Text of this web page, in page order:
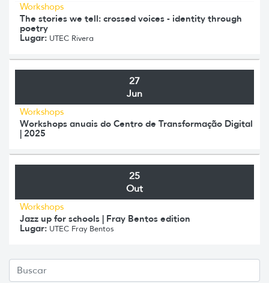
Workshops
The stories we tell: crossed voices - identity through
poetry
Lugar: UTEC Rivera
27
Jun
Workshops
Workshops anuais do Centro de Transformação Digital
| 2025
25
Out
Workshops
Jazz up for schools | Fray Bentos edition
Lugar: UTEC Fray Bentos